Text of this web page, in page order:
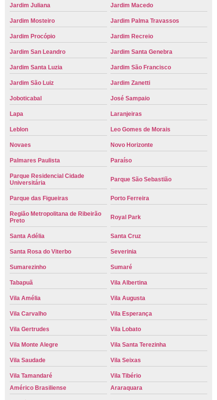
Jardim Juliana Jardim Macedo
Jardim Mosteiro Jardim Palma Travassos
Jardim Procópio Jardim Recreio
Jardim San Leandro Jardim Santa Genebra
Jardim Santa Luzia Jardim São Francisco
Jardim São Luiz Jardim Zanetti
Joboticabal José Sampaio
Lapa Laranjeiras
Leblon Leo Gomes de Morais
Novaes Novo Horizonte
Palmares Paulista Paraíso
Parque Residencial Cidade
Universitária
Parque São Sebastião
Parque das Figueiras Porto Ferreira
Região Metropolitana de Ribeirão
Preto
Royal Park
Santa Adélia Santa Cruz
Santa Rosa do Viterbo Severinia
Sumarezinho Sumaré
Tabapuã Vila Albertina
Vila Amélia Vila Augusta
Vila Carvalho Vila Esperança
Vila Gertrudes Vila Lobato
Vila Monte Alegre Vila Santa Terezinha
Vila Saudade Vila Seixas
Vila Tamandaré
Vila Tibério
Américo Brasiliense
Araraquara